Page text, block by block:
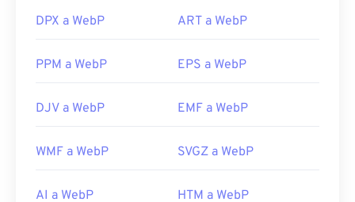
DPX a WebP ART a WebP
PPM a WebP EPS a WebP
DJV a WebP EMF a WebP
WMF a WebP SVGZ a WebP
AI a WebP HTM a WebP